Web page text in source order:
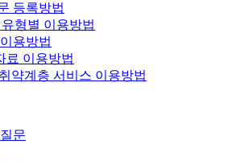
등록방법
형별 이용방법
용방법
료 이용방법
약계층 서비스 이용방법
문